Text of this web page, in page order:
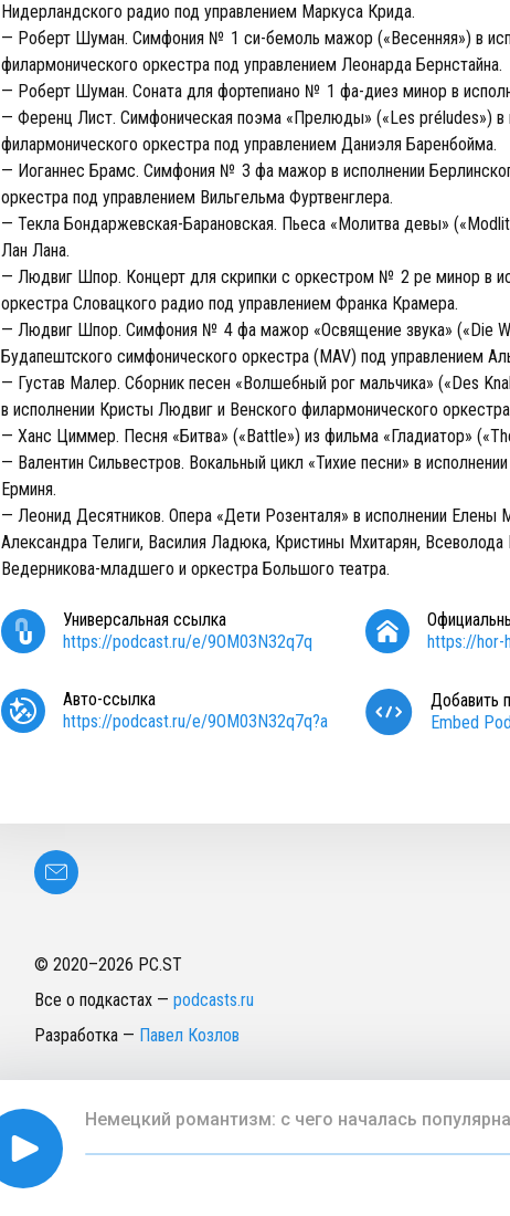
Нидерландского радио под управлением Маркуса Крида.
— Роберт Шуман. Симфония № 1 си-бемоль мажор («Весенняя») в
филармонического оркестра под управлением Леонарда Бернстайна.
— Роберт Шуман. Соната для фортепиано № 1 фа-диез минор в
— Ференц Лист. Симфоническая поэма «Прелюды» («Les préludes») в
филармонического оркестра под управлением Даниэля Баренбойма.
— Иоганнес Брамс. Симфония № 3 фа мажор в исполнении
оркестра под управлением Вильгельма Фуртвенглера.
— Текла Бондаржевская-Барановская. Пьеса «Молитва девы»
Лан Лана.
— Людвиг Шпор. Концерт для скрипки с оркестром № 2 ре минор в
оркестра Словацкого радио под управлением Франка Крамера.
— Людвиг Шпор. Симфония № 4 фа мажор «Освящение звука» («Die
Будапештского симфонического оркестра (MAV) под управлением
— Густав Малер. Сборник песен «Волшебный рог мальчика» («Des
в исполнении Кристы Людвиг и Венского филармонического
— Ханс Циммер. Песня «Битва» («Battle») из фильма «Гладиатор»
— Валентин Сильвестров. Вокальный цикл «Тихие песни» в
Ерминя.
— Леонид Десятников. Опера «Дети Розенталя» в исполнении Елены
Александра Телиги, Василия Ладюка, Кристины Мхитарян, Всеволода
Ведерникова-младшего и оркестра Большого театра.
Универсальная ссылка
https://podcast.ru/e/9OM03N32q7q
https://hor-
Авто-ссылка
https://podcast.ru/e/9OM03N32q7q?a
Добавить
Embed
© 2020–2026 PC.ST
Все о подкастах — podcasts.ru
Разработка — Павел Козлов
Немецкий романтизм: с чего началась